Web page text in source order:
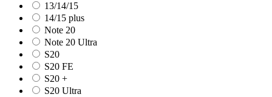
13/14/15
14/15 plus
Note 20
Note 20 Ultra
S20
S20 FE
S20 +
S20 Ultra